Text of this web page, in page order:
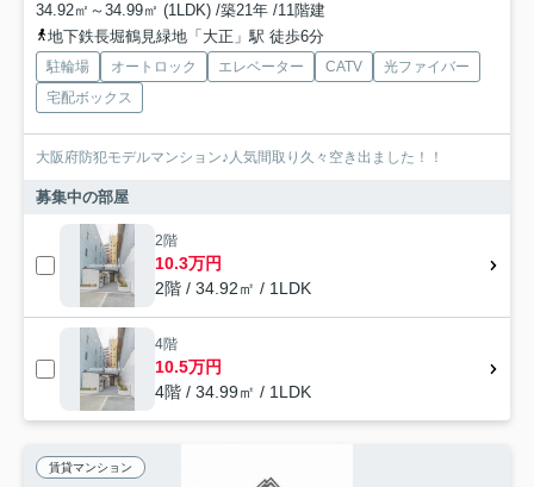
34.92㎡～34.99㎡ (1LDK) /築21年 /11階建
地下鉄長堀鶴見緑地「大正」駅 徒歩6分
駐輪場 オートロック エレベーター CATV
光ファイバー
宅配ボックス
大阪府防犯モデルマンション♪人気間取り久々空き出ました！！
募集中の部屋
2階
10.3万円
2階 / 34.92㎡ / 1LDK
4階
10.5万円
4階 / 34.99㎡ / 1LDK
賃貸マンション